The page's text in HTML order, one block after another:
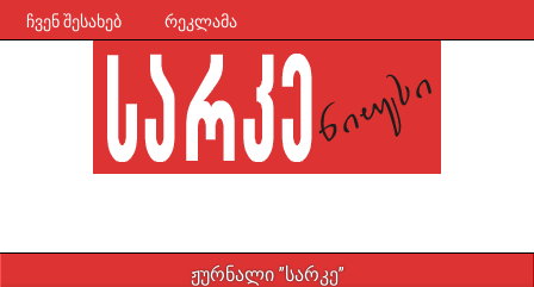
ჩვენ შესახებ რეკლამა
ჟურნალი ”სარკე”